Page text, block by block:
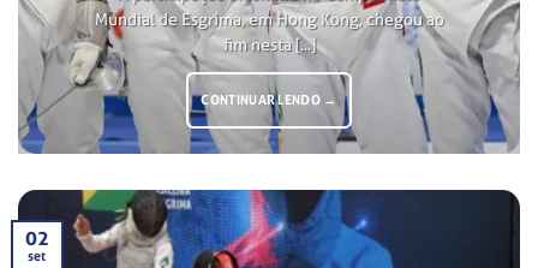
Mundial de Esgrima, em Hong Kong, chegou ao
fim nesta [...]
CONTINUAR LENDO →
02
set